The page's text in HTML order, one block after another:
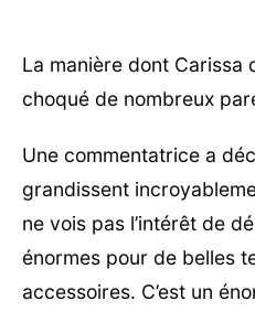
La manière dont Carissa
choqué de nombreux
Une commentatrice a
grandissent
ne vois pas l’intérêt de
énormes pour de belles
accessoires. C’est un